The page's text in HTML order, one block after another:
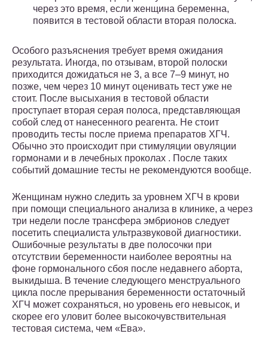
через это время, если женщина беременна,
появится в тестовой области вторая полоска.
Особого разъяснения требует время ожидания
результата. Иногда, по отзывам, второй полоски
приходится дожидаться не 3, а все 7–9 минут, но
позже, чем через 10 минут оценивать тест уже не
стоит. После высыхания в тестовой области
проступает вторая серая полоса, представляющая
собой след от нанесенного реагента. Не стоит
проводить тесты после приема препаратов ХГЧ.
Обычно это происходит при стимуляции овуляции
гормонами и в лечебных проколах . После таких
событий домашние тесты не рекомендуются вообще.
Женщинам нужно следить за уровнем ХГЧ в крови
при помощи специального анализа в клинике, а через
три недели после трансфера эмбрионов следует
посетить специалиста ультразвуковой диагностики.
Ошибочные результаты в две полосочки при
отсутствии беременности наиболее вероятны на
фоне гормонального сбоя после недавнего аборта,
выкидыша. В течение следующего менструального
цикла после прерывания беременности остаточный
ХГЧ может сохраняться, но уровень его невысок, и
скорее его уловит более высокочувствительная
тестовая система, чем «Ева».